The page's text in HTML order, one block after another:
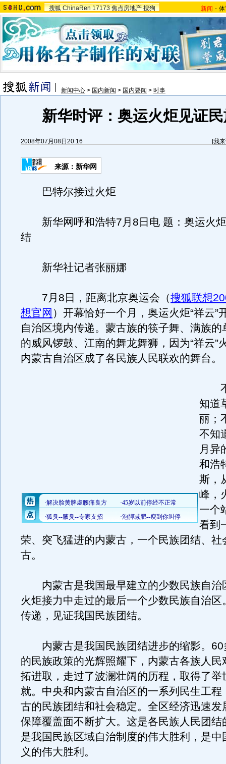
搜狐 ChinaRen 17173 焦点房地产 搜狗 新闻 -
新闻中心 > 国内新闻 > 国内要闻 > 时事
新华时评：奥运火炬见证
2008年07月08日20:16 [我
来源：新华网
巴特尔接过火炬
新华网呼和浩特7月8日电 题：奥运火
结
新华社记者张丽娜
7月8日，距离北京奥运会（搜狐联想
想官网 ）开幕恰好一个月，奥运火炬“祥云”
自治区境内传递。蒙古族的筷子舞、满族的
的威风锣鼓、江南的舞龙舞狮，因为“祥云”
内蒙古自治区成了各民族人民联欢的舞台。
不
知道
丽；
不知
月异
和浩
斯，
峰，
一个
看到
荣、突飞猛进的内蒙古，一个民族团结、社
古。
内蒙古是我国最早建立的少数民族自治
火炬接力中走过的最后一个少数民族自治区
传递，见证我国民族团结。
内蒙古是我国民族团结进步的缩影。60
的民族政策的光辉照耀下，内蒙古各族人民
拓进取，走过了波澜壮阔的历程，取得了举
就。中央和内蒙古自治区的一系列民生工程
古的民族团结和社会稳定。全区经济迅速发
保障覆盖面不断扩大。这是各民族人民团结
是我国民族区域自治制度的伟大胜利，是中
义的伟大胜利。